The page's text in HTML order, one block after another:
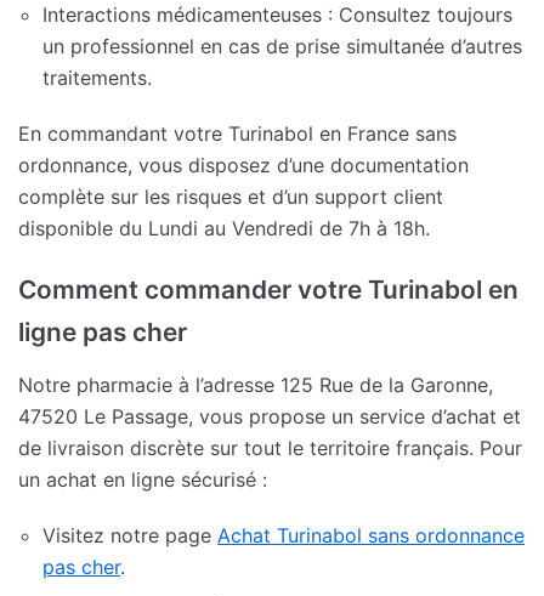
Interactions médicamenteuses : Consultez toujours
un professionnel en cas de prise simultanée d’autres
traitements.
En commandant votre Turinabol en France sans
ordonnance, vous disposez d’une documentation
complète sur les risques et d’un support client
disponible du Lundi au Vendredi de 7h à 18h.
Comment commander votre Turinabol en
ligne pas cher
Notre pharmacie à l’adresse 125 Rue de la Garonne,
47520 Le Passage, vous propose un service d’achat et
de livraison discrète sur tout le territoire français. Pour
un achat en ligne sécurisé :
Visitez notre page Achat Turinabol sans ordonnance
pas cher.